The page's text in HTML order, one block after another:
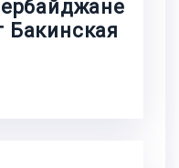
Бакинская